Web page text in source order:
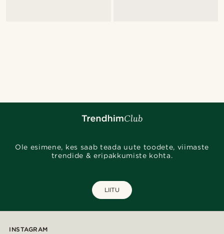
Ole esimene, kes saab teada uute toodete, viimaste
trendide & eripakkumiste kohta.
LIITU
INSTAGRAM